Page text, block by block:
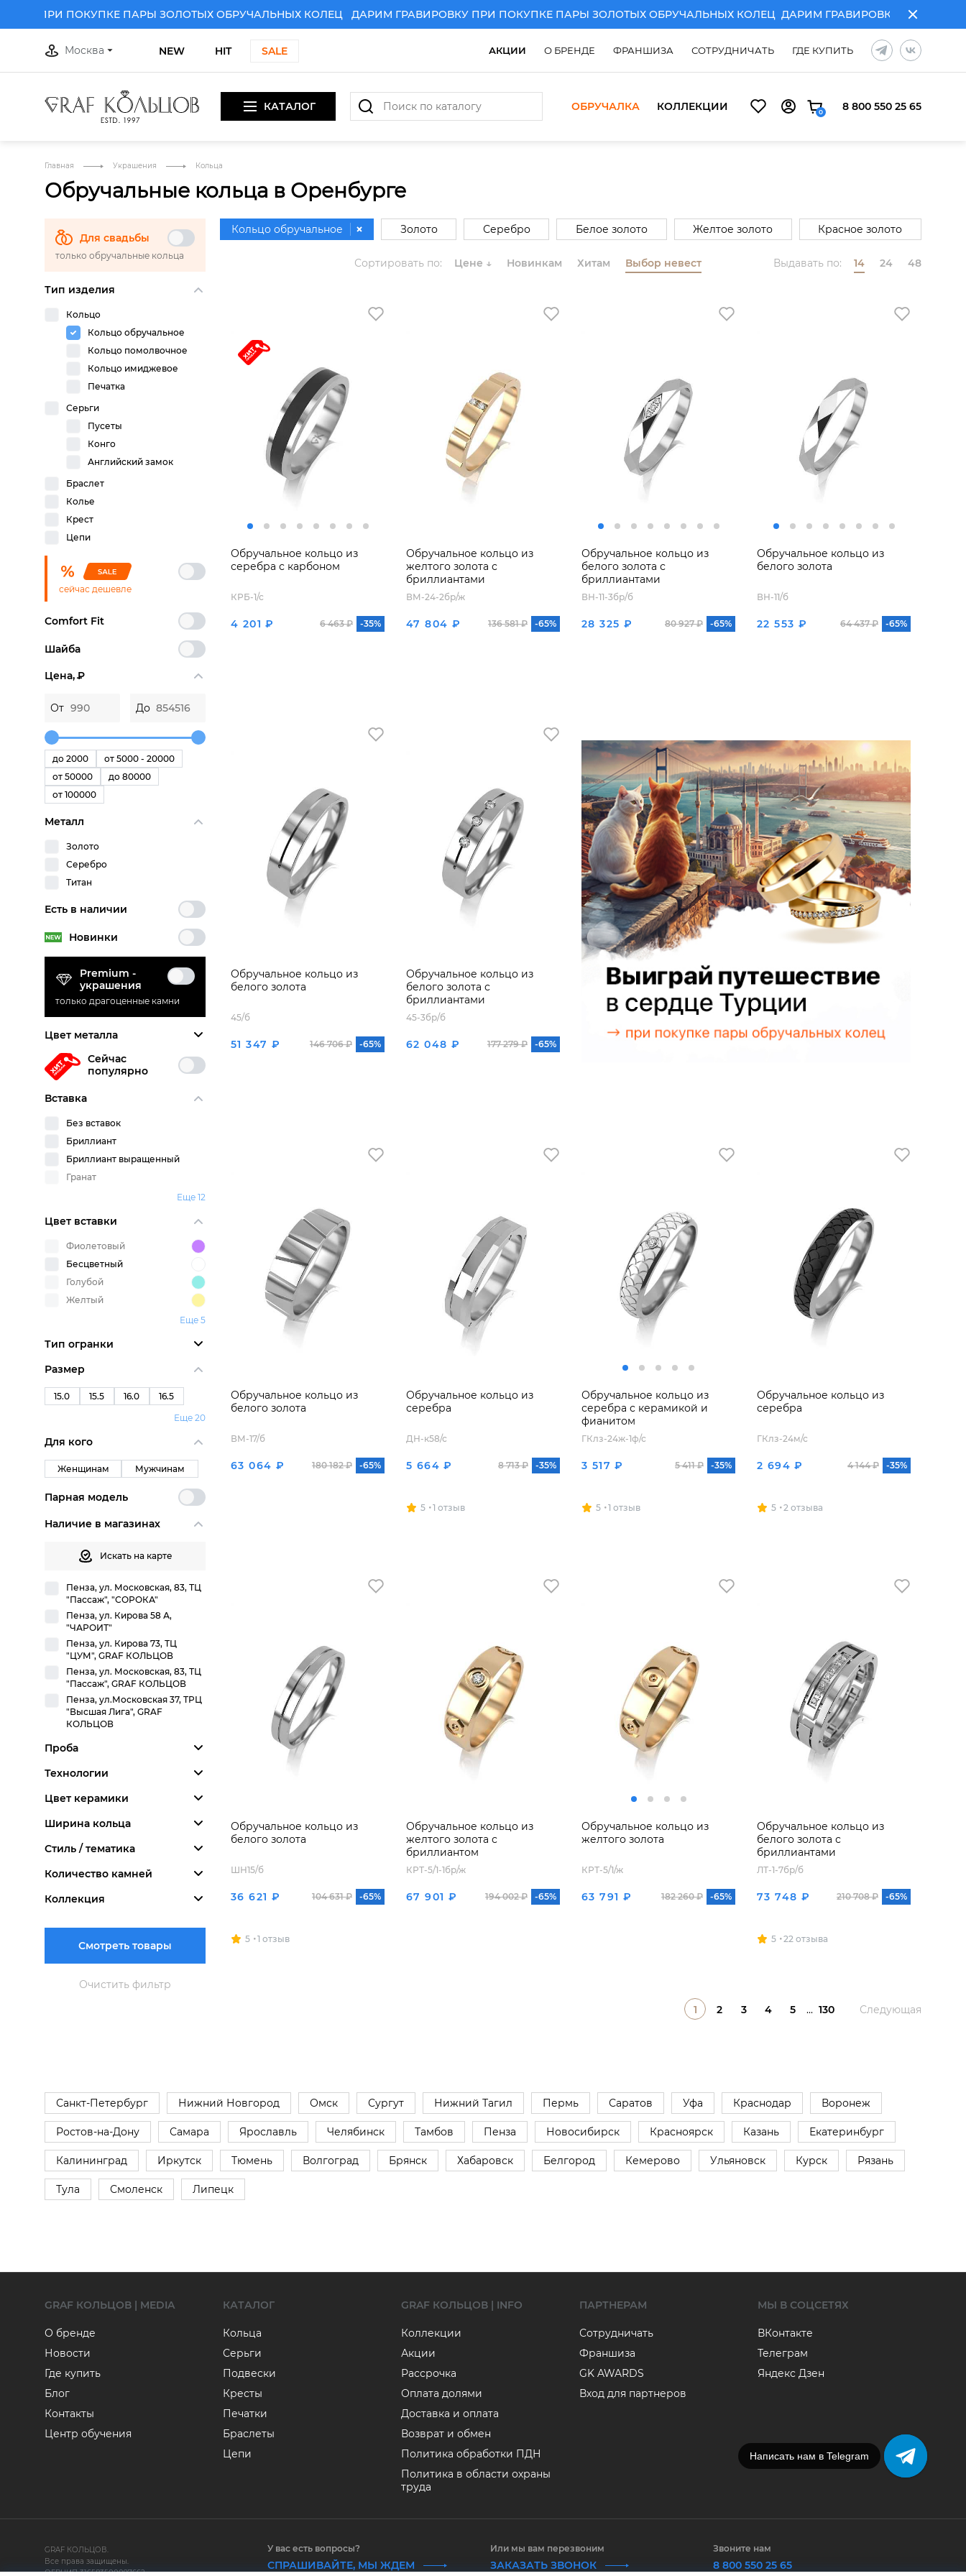
ДАРИМ ГРАВИРОВКУ ПРИ
ПРИ ПОКУПКЕ ПАРЫ ЗОЛОТЫХ ОБРУЧАЛЬНЫХ КОЛЕЦ ДАРИМ ГРАВИРОВКУ ПРИ ПОКУПКЕ ПАРЫ ЗОЛОТЫХ ОБРУЧАЛЬНЫХ КОЛЕЦ
Москва NEW HIT SALE АКЦИИ О БРЕНДЕ ФРАНШИЗА СОТРУДНИЧАТЬ ГДЕ КУПИТЬ
КАТАЛОГ ОБРУЧАЛКА КОЛЛЕКЦИИ 0 8 800 550 25 65
Главная Украшения Кольца
Обручальные кольца в Оренбурге
Для свадьбы
только обручальные кольца
Тип изделия
Кольцо
Кольцо обручальное
Кольцо помолвочное
Кольцо имиджевое
Печатка
Серьги
Пусеты
Конго
Английский замок
Браслет
Колье
Крест
Цепи
сейчас дешевле
Comfort Fit
Шайба
Цена,P
От До
до 2000
от 5000 - 20000
от 50000
до 80000
от 100000
Металл
Золото
Серебро
Титан
Есть в наличии
Новинки
Premium -
украшения
только драгоценные камни
Цвет металла
Сейчас
популярно
Вставка
Без вставок
Бриллиант
Бриллиант выращенный
Гранат
Еще 12
Цвет вставки
Фиолетовый
Бесцветный
Голубой
Желтый
Еще 5
Тип огранки
Размер
15.0 15.5 16.0
16.5
Еще 20
Для кого
Женщинам Мужчинам
Парная модель
Наличие в магазинах
Искать на карте
Пенза, ул. Московская, 83, ТЦ
"Пассаж", "СОРОКА"
Пенза, ул. Кирова 58 А,
"ЧАРОИТ"
Пенза, ул. Кирова 73, ТЦ
"ЦУМ", GRAF КОЛЬЦОВ
Пенза, ул. Московская, 83, ТЦ
"Пассаж", GRAF КОЛЬЦОВ
Пенза, ул.Московская 37, ТРЦ
"Высшая Лига", GRAF
КОЛЬЦОВ
Проба
Технологии
Цвет керамики
Ширина кольца
Стиль / тематика
Количество камней
Коллекция
Смотреть товары
Очистить фильтр
Кольцо обручальное Золото Серебро Белое золото Желтое золото Красное золото
Комбинированное золото
Сортировать по: Цене ↓ Новинкам Хитам Выбор невест Выдавать по: 14 24 48
Обручальное кольцо из
серебра с карбоном
КРБ-1/с
4 201 ₽ 6 463 ₽ -35%
Обручальное кольцо из
желтого золота с
бриллиантами
ВМ-24-2бр/ж
47 804 ₽ 136 581 ₽ -65%
Обручальное кольцо из
белого золота с
бриллиантами
ВН-11-3бр/б
28 325 ₽ 80 927 ₽ -65%
Обручальное кольцо из
белого золота
ВН-11/б
22 553 ₽ 64 437 ₽ -65%
Обручальное кольцо из
белого золота
45/б
51 347 ₽ 146 706 ₽ -65%
Обручальное кольцо из
белого золота с
бриллиантами
45-3бр/б
62 048 ₽ 177 279 ₽ -65%
Обручальное кольцо из
белого золота
ВМ-17/б
63 064 ₽ 180 182 ₽ -65%
Обручальное кольцо из
серебра
ДН-к58/с
5 664 ₽ 8 713 ₽ -35%
5 1 отзыв
Обручальное кольцо из
серебра с керамикой и
фианитом
ГКлз-24ж-1ф/с
3 517 ₽ 5 411 ₽ -35%
5 1 отзыв
Обручальное кольцо из
серебра
ГКлз-24м/с
2 694 ₽ 4 144 ₽ -35%
5 2 отзыва
Обручальное кольцо из
белого золота
ШН15/б
36 621 ₽ 104 631 ₽ -65%
5 1 отзыв
Обручальное кольцо из
желтого золота с
бриллиантом
КРТ-5/1-1бр/ж
67 901 ₽ 194 002 ₽ -65%
Обручальное кольцо из
желтого золота
КРТ-5/1/ж
63 791 ₽ 182 260 ₽ -65%
Обручальное кольцо из
белого золота с
бриллиантами
ЛТ-1-7бр/б
73 748 ₽ 210 708 ₽ -65%
5 22 отзыва
1 2 3 4 5 ... 130 Следующая
Санкт-Петербург Нижний Новгород Омск Сургут Нижний Тагил Пермь Саратов Уфа Краснодар Воронеж
Ростов-на-Дону Самара Ярославль Челябинск Тамбов Пенза Новосибирск Красноярск Казань Екатеринбург
Калининград Иркутск Тюмень Волгоград Брянск Хабаровск Белгород Кемерово Ульяновск Курск Рязань
Тула Смоленск Липецк
GRAF КОЛЬЦОВ | MEDIA
О бренде
Новости
Где купить
Блог
Контакты
Центр обучения
КАТАЛОГ
Кольца
Серьги
Подвески
Кресты
Печатки
Браслеты
Цепи
GRAF КОЛЬЦОВ | INFO
Коллекции
Акции
Рассрочка
Оплата долями
Доставка и оплата
Возврат и обмен
Политика обработки ПДН
Политика в области охраны
труда
ПАРТНЕРАМ
Сотрудничать
Франшиза
GK AWARDS
Вход для партнеров
МЫ В СОЦСЕТЯХ
ВКонтакте
Телеграм
Яндекс Дзен
GRAF КОЛЬЦОВ.
Все права защищены.
ОГРНИП 316583500097662
У вас есть вопросы?
СПРАШИВАЙТЕ, МЫ ЖДЕМ
Или мы вам перезвоним
ЗАКАЗАТЬ ЗВОНОК
Звоните нам
8 800 550 25 65
Написать нам в Telegram